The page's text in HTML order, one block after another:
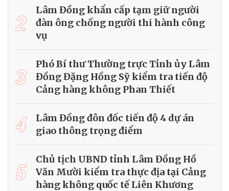
2
Lâm Đồng khẩn cấp tạm giữ người
đàn ông chống người thi hành công
vụ
3
Phó Bí thư Thường trực Tỉnh ủy Lâm
Đồng Đặng Hồng Sỹ kiểm tra tiến độ
Cảng hàng không Phan Thiết
4
Lâm Đồng đôn đốc tiến độ 4 dự án
giao thông trọng điểm
5
Chủ tịch UBND tỉnh Lâm Đồng Hồ
Văn Mười kiểm tra thực địa tại Cảng
hàng không quốc tế Liên Khương